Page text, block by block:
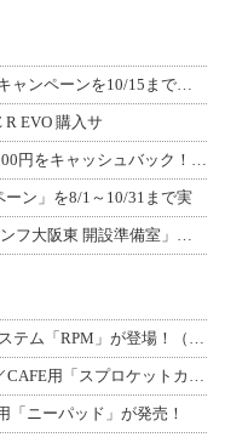
新型「RESO」インカム発売記念！ 下取りキャンペーンを10/15まで延長して開
R EVO 購入サ
B+COM 最新モデル購入・下取りで最大9,000円をキャッシュバック！「B+F
ーン」を8/1～10/31まで実
【トライアンフ】関西最大規模「トライアンフ大阪東 開設準備室」がオープン！ 限定
RPM から ホンダ GROM用エキゾーストシステム「RPM」が登場！（動画あり
カスタムスプロケットを見せる、Z900RS／CAFE用「スプロケットカバーフルキ
「ニーパッド」が発売！